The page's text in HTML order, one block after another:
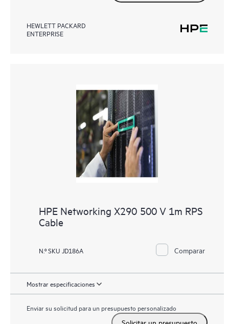
HEWLETT PACKARD
ENTERPRISE
HPE Networking X290 500 V 1m RPS
Cable
N.º SKU JD186A Comparar
Mostrar especificaciones
Enviar su solicitud para un presupuesto personalizado